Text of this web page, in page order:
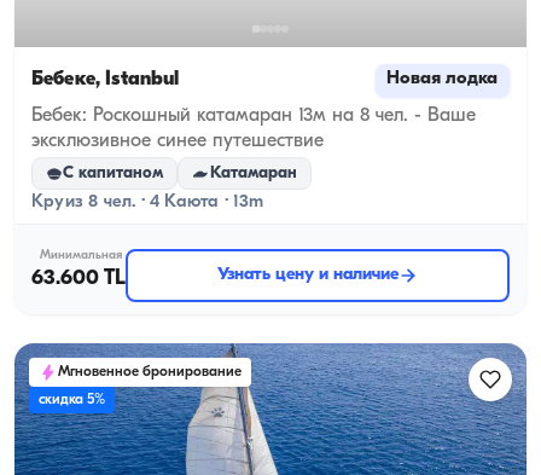
Бебеке, İstanbul Новая лодка
Бебек: Роскошный катамаран 13м на 8 чел. - Ваше
эксклюзивное синее путешествие
С капитаном Катамаран
Круиз 8 чел. · 4 Каюта · 13m
Минимальная
63.600 TL Узнать цену и наличие
Мгновенное бронирование
скидка 5%